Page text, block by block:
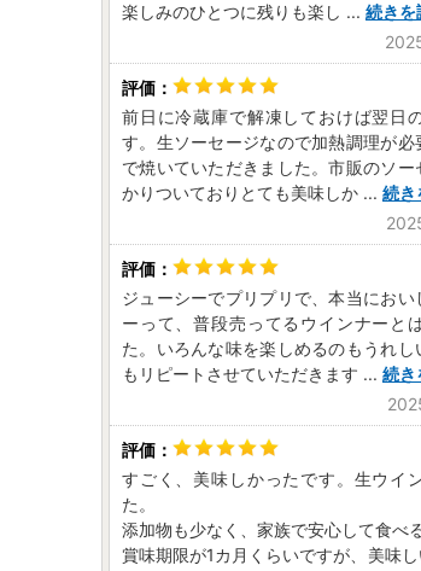
楽しみのひとつに残りも楽し ... 続きを
前日に冷蔵庫で解凍しておけば翌日
す。生ソーセージなので加熱調理が
で焼いていただきました。市販のソ
かりついておりとても美味しか ... 続き
ジューシーでプリプリで、本当にお
ーって、普段売ってるウインナーと
た。いろんな味を楽しめるのもうれ
もリピートさせていただきます ... 続き
すごく、美味しかったです。生ウイ
た。
添加物も少なく、家族で安心して食べ
賞味期限が1カ月くらいですが、美味